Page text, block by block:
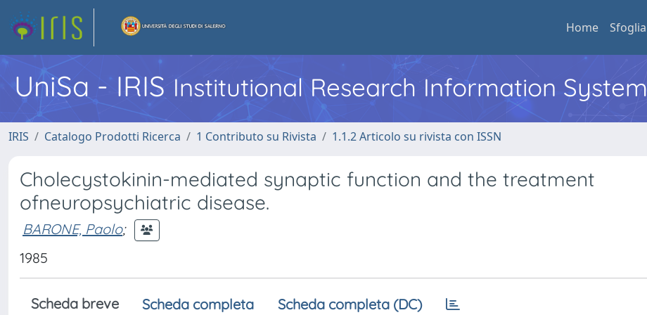
Home Sfoglia
UniSa - IRIS Institutional Research Information System
IRIS Catalogo Prodotti Ricerca 1 Contributo su Rivista 1.1.2 Articolo su rivista con ISSN
Cholecystokinin-mediated synaptic function and the treatment
ofneuropsychiatric disease.
BARONE, Paolo;
1985
Scheda breve Scheda completa Scheda completa (DC)